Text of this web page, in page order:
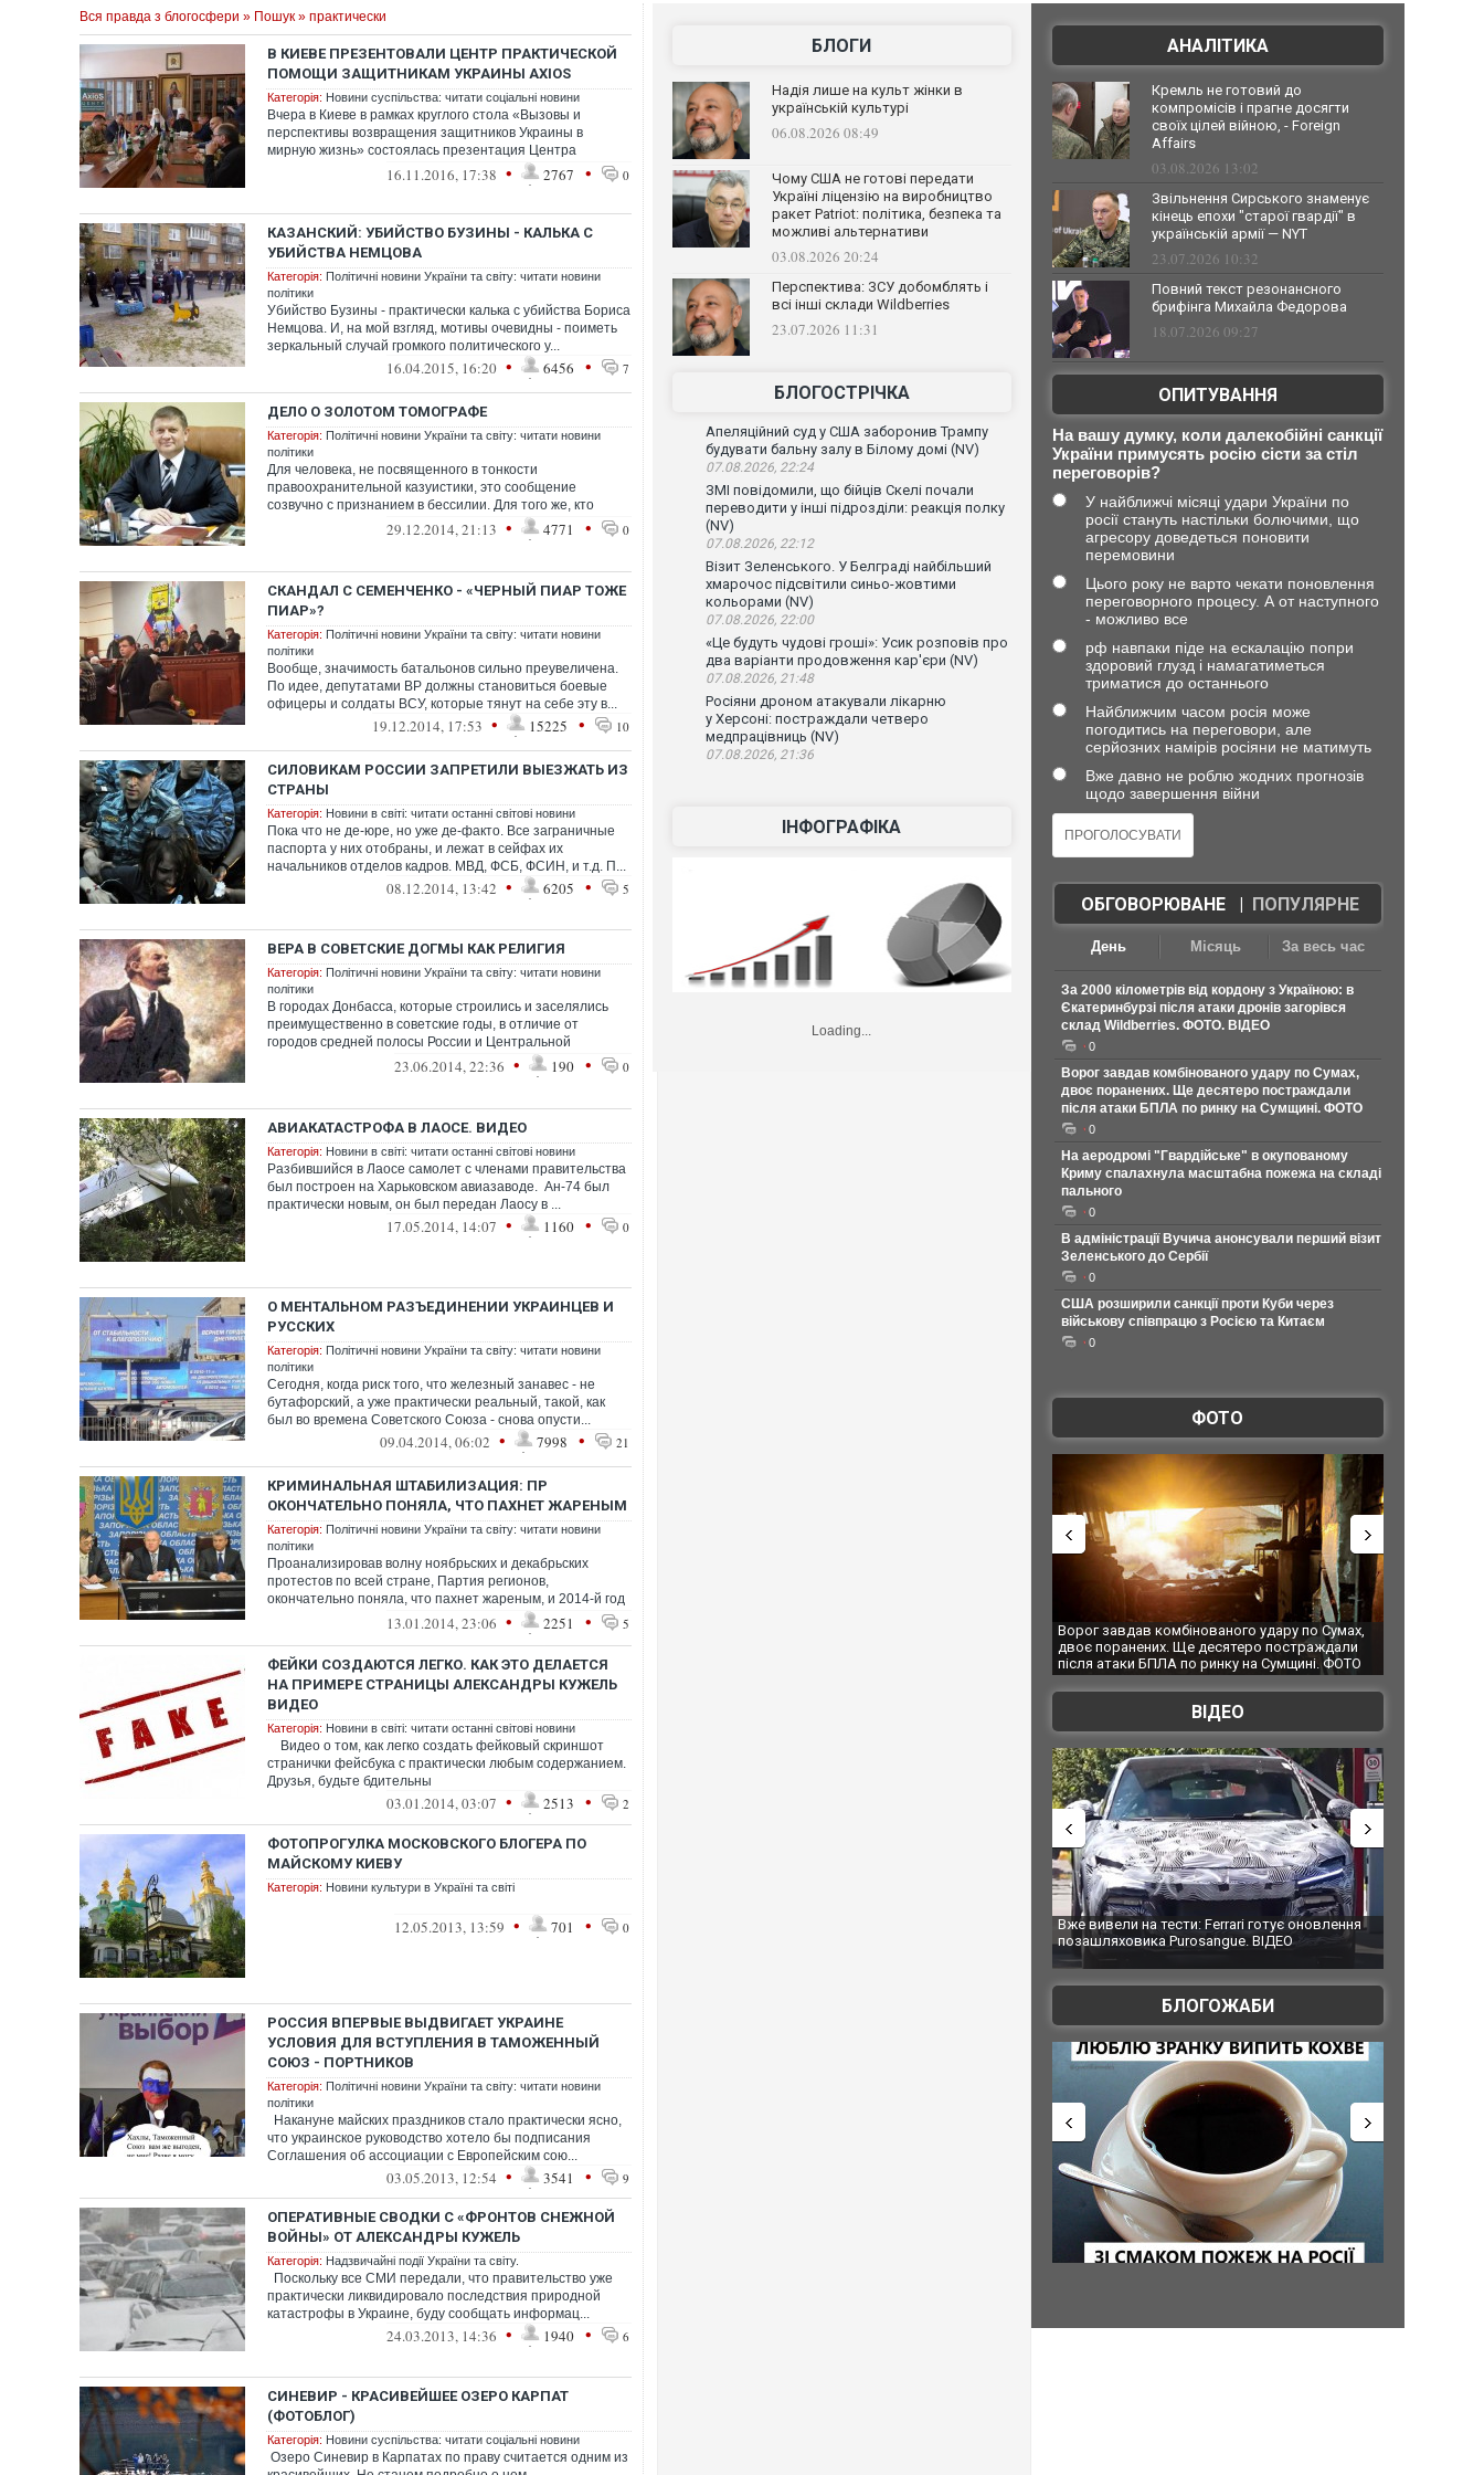
Вся правда з блогосфери » Пошук » практически
В КИЕВЕ ПРЕЗЕНТОВАЛИ ЦЕНТР ПРАКТИЧЕСКОЙ
ПОМОЩИ ЗАЩИТНИКАМ УКРАИНЫ AXIOS
Категорія: Новини суспільства: читати соціальні новини
Вчера в Киеве в рамках круглого стола «Вызовы и
перспективы возвращения защитников Украины в
мирную жизнь» состоялась презентация Центра
16.11.2016, 17:38 • 2767 • 0
КАЗАНСКИЙ: УБИЙСТВО БУЗИНЫ - КАЛЬКА С
УБИЙСТВА НЕМЦОВА
Категорія: Політичні новини України та світу: читати новини
політики
Убийство Бузины - практически калька с убийства Бориса
Немцова. И, на мой взгляд, мотивы очевидны - поиметь
зеркальный случай громкого политического у...
16.04.2015, 16:20 • 6456 • 7
ДЕЛО О ЗОЛОТОМ ТОМОГРАФЕ
Категорія: Політичні новини України та світу: читати новини
політики
Для человека, не посвященного в тонкости
правоохранительной казуистики, это сообщение
созвучно с признанием в бессилии. Для того же, кто
29.12.2014, 21:13 • 4771 • 0
СКАНДАЛ С СЕМЕНЧЕНКО - «ЧЕРНЫЙ ПИАР ТОЖЕ
ПИАР»?
Категорія: Політичні новини України та світу: читати новини
політики
Вообще, значимость батальонов сильно преувеличена.
По идее, депутатами ВР должны становиться боевые
офицеры и солдаты ВСУ, которые тянут на себе эту в...
19.12.2014, 17:53 • 15225 • 10
СИЛОВИКАМ РОССИИ ЗАПРЕТИЛИ ВЫЕЗЖАТЬ ИЗ
СТРАНЫ
Категорія: Новини в світі: читати останні світові новини
Пока что не де-юре, но уже де-факто. Все заграничные
паспорта у них отобраны, и лежат в сейфах их
начальников отделов кадров. МВД, ФСБ, ФСИН, и т.д. П...
08.12.2014, 13:42 • 6205 • 5
ВЕРА В СОВЕТСКИЕ ДОГМЫ КАК РЕЛИГИЯ
Категорія: Політичні новини України та світу: читати новини
політики
В городах Донбасса, которые строились и заселялись
преимущественно в советские годы, в отличие от
городов средней полосы России и Центральной
23.06.2014, 22:36 • 190 • 0
АВИАКАТАСТРОФА В ЛАОСЕ. ВИДЕО
Категорія: Новини в світі: читати останні світові новини
Разбившийся в Лаосе самолет с членами правительства
был построен на Харьковском авиазаводе. Ан-74 был
практически новым, он был передан Лаосу в ...
17.05.2014, 14:07 • 1160 • 0
О МЕНТАЛЬНОМ РАЗЪЕДИНЕНИИ УКРАИНЦЕВ И
РУССКИХ
Категорія: Політичні новини України та світу: читати новини
політики
Сегодня, когда риск того, что железный занавес - не
бутафорский, а уже практически реальный, такой, как
был во времена Советского Союза - снова опусти...
09.04.2014, 06:02 • 7998 • 21
КРИМИНАЛЬНАЯ ШТАБИЛИЗАЦИЯ: ПР
ОКОНЧАТЕЛЬНО ПОНЯЛА, ЧТО ПАХНЕТ ЖАРЕНЫМ
Категорія: Політичні новини України та світу: читати новини
політики
Проанализировав волну ноябрьских и декабрьских
протестов по всей стране, Партия регионов,
окончательно поняла, что пахнет жареным, и 2014-й год
13.01.2014, 23:06 • 2251 • 5
ФЕЙКИ СОЗДАЮТСЯ ЛЕГКО. КАК ЭТО ДЕЛАЕТСЯ
НА ПРИМЕРЕ СТРАНИЦЫ АЛЕКСАНДРЫ КУЖЕЛЬ
ВИДЕО
Категорія: Новини в світі: читати останні світові новини
Видео о том, как легко создать фейковый скриншот
странички фейсбука с практически любым содержанием.
Друзья, будьте бдительны
03.01.2014, 03:07 • 2513 • 2
ФОТОПРОГУЛКА МОСКОВСКОГО БЛОГЕРА ПО
МАЙСКОМУ КИЕВУ
Категорія: Новини культури в Україні та світі
12.05.2013, 13:59 • 701 • 0
РОССИЯ ВПЕРВЫЕ ВЫДВИГАЕТ УКРАИНЕ
УСЛОВИЯ ДЛЯ ВСТУПЛЕНИЯ В ТАМОЖЕННЫЙ
СОЮЗ - ПОРТНИКОВ
Категорія: Політичні новини України та світу: читати новини
політики
Накануне майских праздников стало практически ясно,
что украинское руководство хотело бы подписания
Соглашения об ассоциации с Европейским сою...
03.05.2013, 12:54 • 3541 • 9
ОПЕРАТИВНЫЕ СВОДКИ С «ФРОНТОВ СНЕЖНОЙ
ВОЙНЫ» ОТ АЛЕКСАНДРЫ КУЖЕЛЬ
Категорія: Надзвичайні події України та світу.
Поскольку все СМИ передали, что правительство уже
практически ликвидировало последствия природной
катастрофы в Украине, буду сообщать информац...
24.03.2013, 14:36 • 1940 • 6
СИНЕВИР - КРАСИВЕЙШЕЕ ОЗЕРО КАРПАТ
(ФОТОБЛОГ)
Категорія: Новини суспільства: читати соціальні новини
Озеро Синевир в Карпатах по праву считается одним из
БЛОГИ
Надія лише на культ жінки в
українській культурі
06.08.2026 08:49
Чому США не готові передати
Україні ліцензію на виробництво
ракет Patriot: політика, безпека та
можливі альтернативи
03.08.2026 20:24
Перспектива: ЗСУ добомблять і
всі інші склади Wildberries
23.07.2026 11:31
БЛОГОСТРІЧКА
Апеляційний суд у США заборонив Трампу
будувати бальну залу в Білому домі (NV)
07.08.2026, 22:24
ЗМІ повідомили, що бійців Скелі почали
переводити у інші підрозділи: реакція полку
(NV)
07.08.2026, 22:12
Візит Зеленського. У Белграді найбільший
хмарочос підсвітили синьо-жовтими
кольорами (NV)
07.08.2026, 22:00
«Це будуть чудові гроші»: Усик розповів про
два варіанти продовження кар'єри (NV)
07.08.2026, 21:48
Росіяни дроном атакували лікарню
у Херсоні: постраждали четверо
медпрацівниць (NV)
07.08.2026, 21:36
ІНФОГРАФІКА
Loading...
АНАЛІТИКА
Кремль не готовий до
компромісів і прагне досягти
своїх цілей війною, - Foreign
Affairs
03.08.2026 13:02
Звільнення Сирського знаменує
кінець епохи "старої гвардії" в
українській армії — NYT
23.07.2026 10:32
Повний текст резонансного
брифінга Михайла Федорова
18.07.2026 09:27
ОПИТУВАННЯ
На вашу думку, коли далекобійні санкції
України примусять росію сісти за стіл
переговорів?
У найближчі місяці удари України по
росії стануть настільки болючими, що
агресору доведеться поновити
перемовини
Цього року не варто чекати поновлення
переговорного процесу. А от наступного
- можливо все
рф навпаки піде на ескалацію попри
здоровий глузд і намагатиметься
триматися до останнього
Найближчим часом росія може
погодитись на переговори, але
серйозних намірів росіяни не матимуть
Вже давно не роблю жодних прогнозів
щодо завершення війни
ОБГОВОРЮВАНЕ| ПОПУЛЯРНЕ
День Місяць За весь час
За 2000 кілометрів від кордону з Україною: в
Єкатеринбурзі після атаки дронів загорівся
склад Wildberries. ФОТО. ВІДЕО
0
Ворог завдав комбінованого удару по Сумах,
двоє поранених. Ще десятеро постраждали
після атаки БПЛА по ринку на Сумщині. ФОТО
0
На аеродромі "Гвардійське" в окупованому
Криму спалахнула масштабна пожежа на складі
пального
0
В адміністрації Вучича анонсували перший візит
Зеленського до Сербії
0
США розширили санкції проти Куби через
військову співпрацю з Росією та Китаєм
0
ФОТО
Ворог завдав комбінованого удару по Сумах,
двоє поранених. Ще десятеро постраждали
після атаки БПЛА по ринку на Сумщині. ФОТО
За 2000 кілометрів від кордону з Україною: в
Єкатеринбурзі після атаки дронів загорівся
склад Wildberries. ФОТО. ВІДЕО
ВІДЕО
Вже вивели на тести: Ferrari готує оновлення
Вийшов трейлер нової екранізації легендарного
фільму "Афера Томаса Крауна"
БЛОГОЖАБИ